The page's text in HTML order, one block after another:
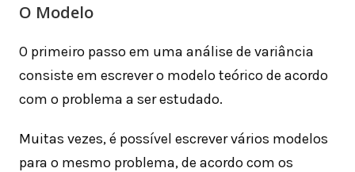
O Modelo
O primeiro passo em uma análise de variância
consiste em escrever o modelo teórico de acordo
com o problema a ser estudado.
Muitas vezes, é possível escrever vários modelos
para o mesmo problema, de acordo com os